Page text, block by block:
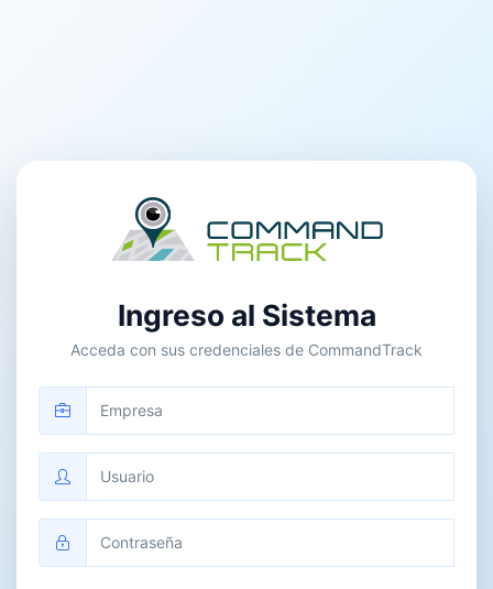
Ingreso al Sistema
Acceda con sus credenciales de CommandTrack